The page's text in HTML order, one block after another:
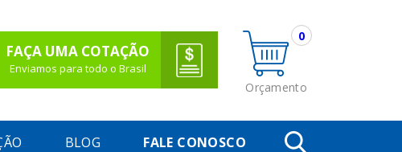
FAÇA UMA COTAÇÃO
Enviamos para todo o Brasil
Orçamento
0
BLOG FALE CONOSCO